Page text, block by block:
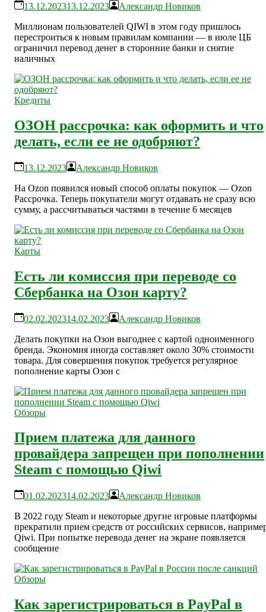
13.12.202313.12.2023
Александр Новиков
Миллионам пользователей QIWI в этом году пришлось
перестроиться к новым правилам компании — в июле ЦБ
ограничил перевод денег в сторонние банки и снятие
наличных
Кредиты
ОЗОН рассрочка: как оформить и что
делать, если ее не одобряют?
13.12.2023
Александр Новиков
На Ozon появился новый способ оплаты покупок — Ozon
Рассрочка. Теперь покупатели могут отдавать не сразу всю
сумму, а рассчитываться частями в течение 6 месяцев
Карты
Есть ли комиссия при переводе со
Сбербанка на Озон карту?
02.02.202314.02.2023
Александр Новиков
Делать покупки на Озон выгоднее с картой одноименного
бренда. Экономия иногда составляет около 30% стоимости
товара. Для совершения покупок требуется регулярное
пополнение карты Озон с
Обзоры
Прием платежа для данного
провайдера запрещен при пополнении
Steam с помощью Qiwi
01.02.202314.02.2023
Александр Новиков
В 2022 году Steam и некоторые другие игровые платформы
прекратили прием средств от российских сервисов,
Qiwi. При попытке перевода денег на экране появляется
сообщение
Обзоры
Как зарегистрироваться в PayPal в